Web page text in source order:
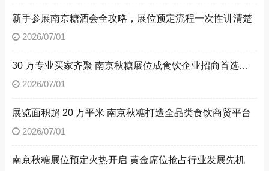
新手参展南京糖酒会全攻略，展位预定流程一次性讲清楚
2026/07/01
30 万专业买家齐聚 南京秋糖展位成食饮企业招商首选阵地
2026/07/01
展览面积超 20 万平米 南京秋糖打造全品类食饮商贸平台
2026/07/01
南京秋糖展位预定火热开启 黄金席位抢占行业发展先机